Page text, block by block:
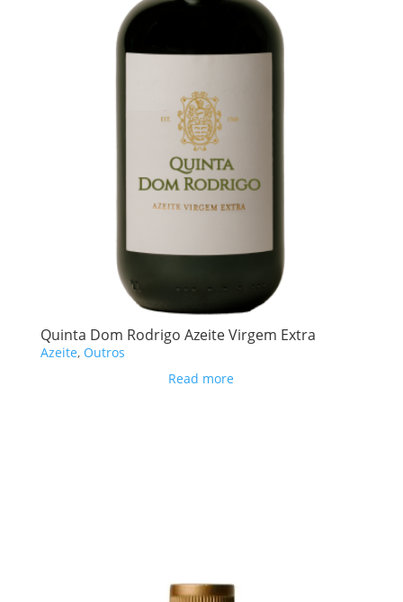
Quinta Dom Rodrigo Azeite Virgem Extra
Azeite, Outros
Read more